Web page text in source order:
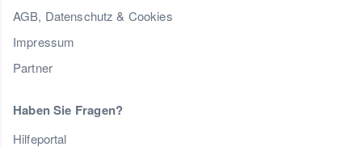
AGB, Datenschutz & Cookies
Impressum
Partner
Haben Sie Fragen?
Hilfeportal